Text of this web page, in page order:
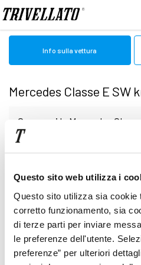
Questo sito web utilizza i
Questo sito utilizza sia
corretto funzionamento, sia
di terze parti per inviare
le preferenze dell'utente.
preferenze” per ulteriori
Home Mercedes
Info sulla vettura
Mercedes Classe E SW
Cerca qui le Mercedes Classe
vendita online. Sfoglia le
l'auto perfetta tra quelle
nostre Concessionarie
finale. I veicoli vengono
Nessun veicolo al